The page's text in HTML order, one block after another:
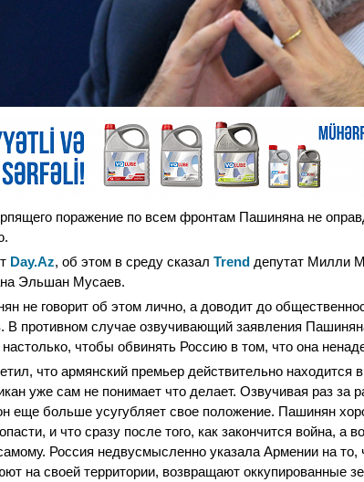
поражение по всем фронтам Пашиняна не
Day.Az, об этом в среду сказал Trend депутат Милли
Эльшан Мусаев.
не говорит об этом лично, а доводит до
В противном случае озвучивающий заявления
чтобы обвинять Россию в том, что она
что армянский премьер действительно находится
уже сам не понимает что делает. Озвучивая раз за
еще больше усугубляет свое положение. Пашинян
и что сразу после того, как закончится война, а
Россия недвусмысленно указала Армении на то,
на своей территории, возвращают оккупированные